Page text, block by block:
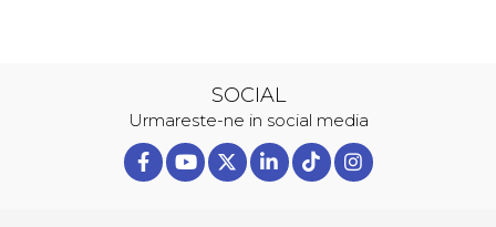
SOCIAL
Urmareste-ne in social media